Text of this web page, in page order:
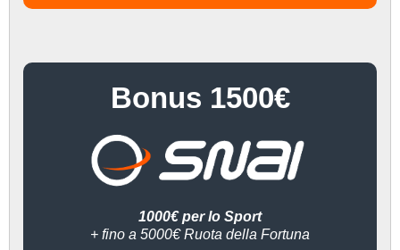
Bonus 1500€
1000€ per lo Sport
+ fino a 5000€ Ruota della Fortuna